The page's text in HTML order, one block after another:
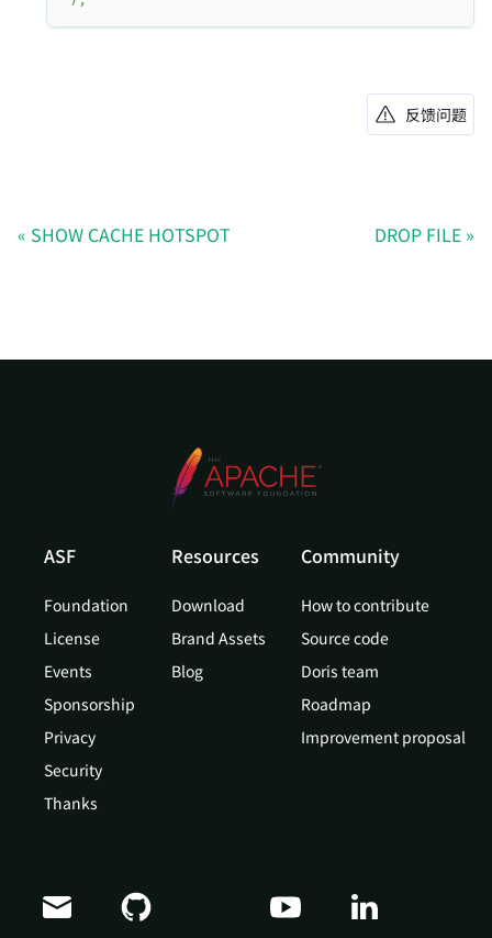
反馈问题
SHOW CACHE HOTSPOT DROP FILE
ASF
Foundation
License
Events
Sponsorship
Privacy
Security
Thanks
Resources
Download
Brand Assets
Blog
Community
How to contribute
Source code
Doris team
Roadmap
Improvement proposal